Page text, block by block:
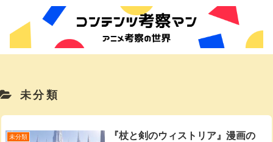
未分類
未分類
『杖と剣のウィストリア』漫画の